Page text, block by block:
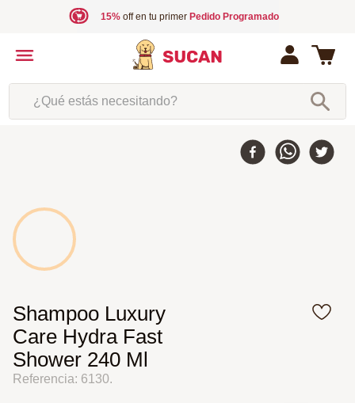
15%off en tu primer Pedido Programado
¿Qué estás necesitando?
Shampoo Luxury
Care Hydra Fast
Shower 240 Ml
Referencia: 6130.